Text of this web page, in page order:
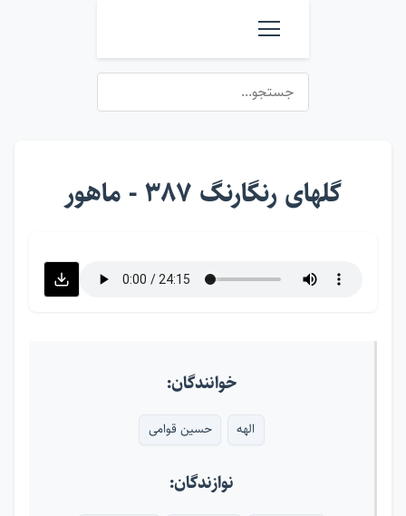
گلهای رنگارنگ ۳۸۷ - ماهور
خوانندگان:
الهه حسین قوامی
نوازندگان: